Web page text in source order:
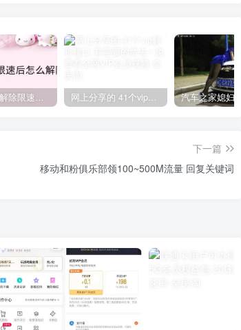
联通网络 解除限速方法参考！畅享、畅玩、老白干等及其它地区自测了 网上分享的 41个vip解析接口 有需要的拿去~ 免费看全网VIP会员视频
下一篇
移动和粉俱乐部领100~500M流量 回复关键词